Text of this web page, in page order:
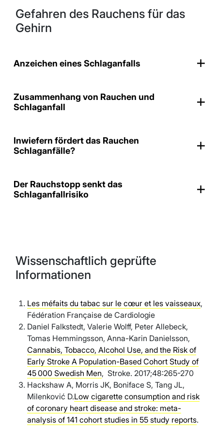
Gefahren des Rauchens für das
Gehirn
Anzeichen eines Schlaganfalls
Zusammenhang von Rauchen und
Schlaganfall
Inwiefern fördert das Rauchen
Schlaganfälle?
Der Rauchstopp senkt das
Schlaganfallrisiko
Wissenschaftlich geprüfte
Informationen
Les méfaits du tabac sur le cœur et les vaisseaux,
Fédération Française de Cardiologie
Daniel Falkstedt, Valerie Wolff, Peter Allebeck,
Tomas Hemmingsson, Anna-Karin Danielsson,
Cannabis, Tobacco, Alcohol Use, and the Risk of
Early Stroke A Population-Based Cohort Study of
45 000 Swedish Men, Stroke. 2017;48:265-270
Hackshaw A, Morris JK, Boniface S, Tang JL,
Milenković D.Low cigarette consumption and risk
of coronary heart disease and stroke: meta-
analysis of 141 cohort studies in 55 study reports.